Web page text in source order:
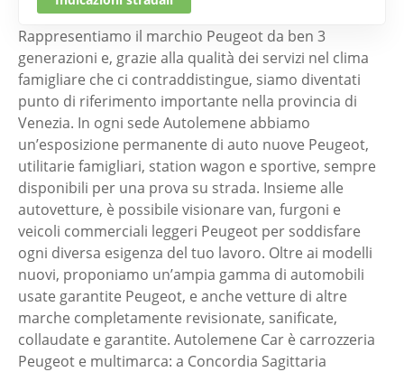
Rappresentiamo il marchio Peugeot da ben 3
generazioni e, grazie alla qualità dei servizi nel clima
famigliare che ci contraddistingue, siamo diventati
punto di riferimento importante nella provincia di
Venezia. In ogni sede Autolemene abbiamo
un’esposizione permanente di auto nuove Peugeot,
utilitarie famigliari, station wagon e sportive, sempre
disponibili per una prova su strada. Insieme alle
autovetture, è possibile visionare van, furgoni e
veicoli commerciali leggeri Peugeot per soddisfare
ogni diversa esigenza del tuo lavoro. Oltre ai modelli
nuovi, proponiamo un’ampia gamma di automobili
usate garantite Peugeot, e anche vetture di altre
marche completamente revisionate, sanificate,
collaudate e garantite. Autolemene Car è carrozzeria
Peugeot e multimarca: a Concordia Sagittaria